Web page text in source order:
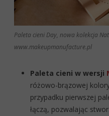
Paleta cieni Day, nowa kolekcja
www.makeupmanufacture.pl
Paleta cieni w wersji
różowo-brązowej
przypadku pierwszej
łączą, pozwalając